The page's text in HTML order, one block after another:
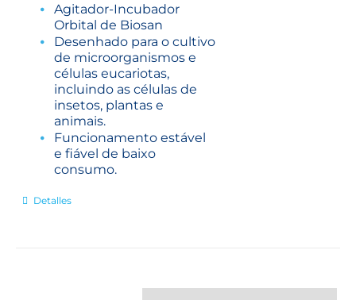
Agitador-Incubador
Orbital de Biosan
Desenhado para o cultivo
de microorganismos e
células eucariotas,
incluindo as células de
insetos, plantas e
animais.
Funcionamento estável
e fiável de baixo
consumo.
Detalles